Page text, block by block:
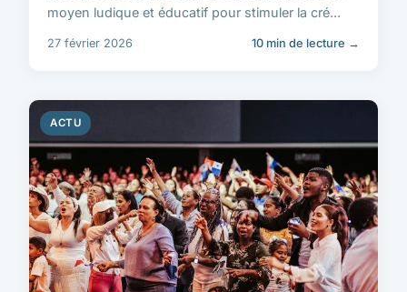
moyen ludique et éducatif pour stimuler la cré...
27 février 2026 10 min de lecture →
ACTU